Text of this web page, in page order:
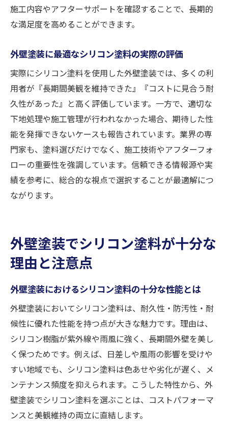
施工内容やアフターサポートを確認することで、長期的
な満足度を高めることができます。
外壁塗装に最適なシリコン塗料の実際の評価
実際にシリコン塗料を使用した外壁塗装では、多くの利
用者が『長期間美観を維持できた』『コストに見合う耐
久性があった』と高く評価しています。一方で、適切な
下地処理や施工管理が行われなかった場合、期待した性
能を発揮できないケースも報告されています。業界の専
門家も、塗料選びだけでなく、施工技術やアフターフォ
ローの重要性を強調しています。信頼できる情報源や実
績を参考に、総合的な視点で選択することが最適解につ
ながります。
外壁塗装でシリコン塗料が十分な
理由と注意点
外壁塗装におけるシリコン塗料の十分な性能とは
外壁塗装においてシリコン塗料は、耐久性・防汚性・耐
候性に優れた性能を持つ点が大きな魅力です。理由は、
シリコン樹脂が紫外線や雨風に強く、長期間外壁を美し
く保つためです。例えば、日差しや風雨の影響を受けや
すい地域でも、シリコン塗料は色あせや劣化が遅く、メ
ンテナンス頻度を抑えられます。こうした特性から、外
壁塗装でシリコン塗料を選ぶことは、コストパフォーマ
ンスと美観維持の両立に直結します。